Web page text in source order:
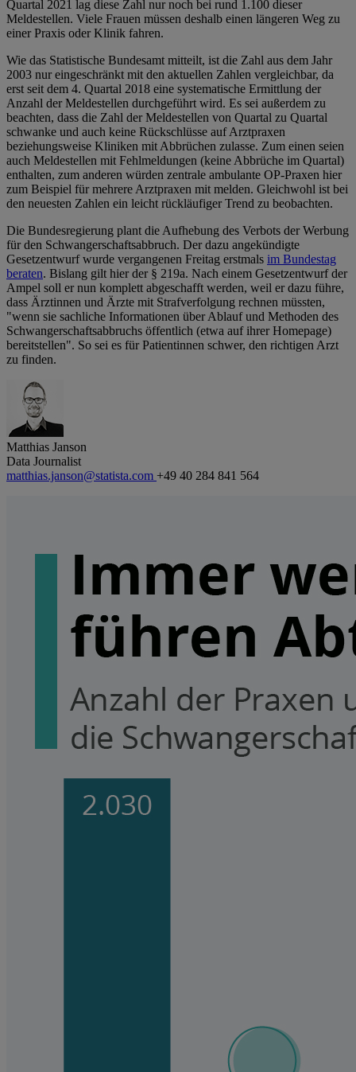
Quartal 2021 lag diese Zahl nur noch bei rund 1.100 dieser
Meldestellen. Viele Frauen müssen deshalb einen längeren Weg zu
einer Praxis oder Klinik fahren.
Wie das Statistische Bundesamt mitteilt, ist die Zahl aus dem Jahr
2003 nur eingeschränkt mit den aktuellen Zahlen vergleichbar, da
erst seit dem 4. Quartal 2018 eine systematische Ermittlung der
Anzahl der Meldestellen durchgeführt wird. Es sei außerdem zu
beachten, dass die Zahl der Meldestellen von Quartal zu Quartal
schwanke und auch keine Rückschlüsse auf Arztpraxen
beziehungsweise Kliniken mit Abbrüchen zulasse. Zum einen seien
auch Meldestellen mit Fehlmeldungen (keine Abbrüche im Quartal)
enthalten, zum anderen würden zentrale ambulante OP-Praxen hier
zum Beispiel für mehrere Arztpraxen mit melden. Gleichwohl ist bei
den neuesten Zahlen ein leicht rückläufiger Trend zu beobachten.
Die Bundesregierung plant die Aufhebung des Verbots der Werbung
für den Schwangerschaftsabbruch. Der dazu angekündigte
Gesetzentwurf wurde vergangenen Freitag erstmals im Bundestag
beraten. Bislang gilt hier der § 219a. Nach einem Gesetzentwurf der
Ampel soll er nun komplett abgeschafft werden, weil er dazu führe,
dass Ärztinnen und Ärzte mit Strafverfolgung rechnen müssten,
"wenn sie sachliche Informationen über Ablauf und Methoden des
Schwangerschaftsabbruchs öffentlich (etwa auf ihrer Homepage)
bereitstellen". So sei es für Patientinnen schwer, den richtigen Arzt
zu finden.
Matthias Janson
Data Journalist
matthias.janson@statista.com +49 40 284 841 564